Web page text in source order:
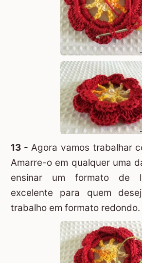
13 - Agora vamos trabalhar
Amarre-o em qualquer uma
ensinar um formato de
excelente para quem
trabalho em formato redondo.